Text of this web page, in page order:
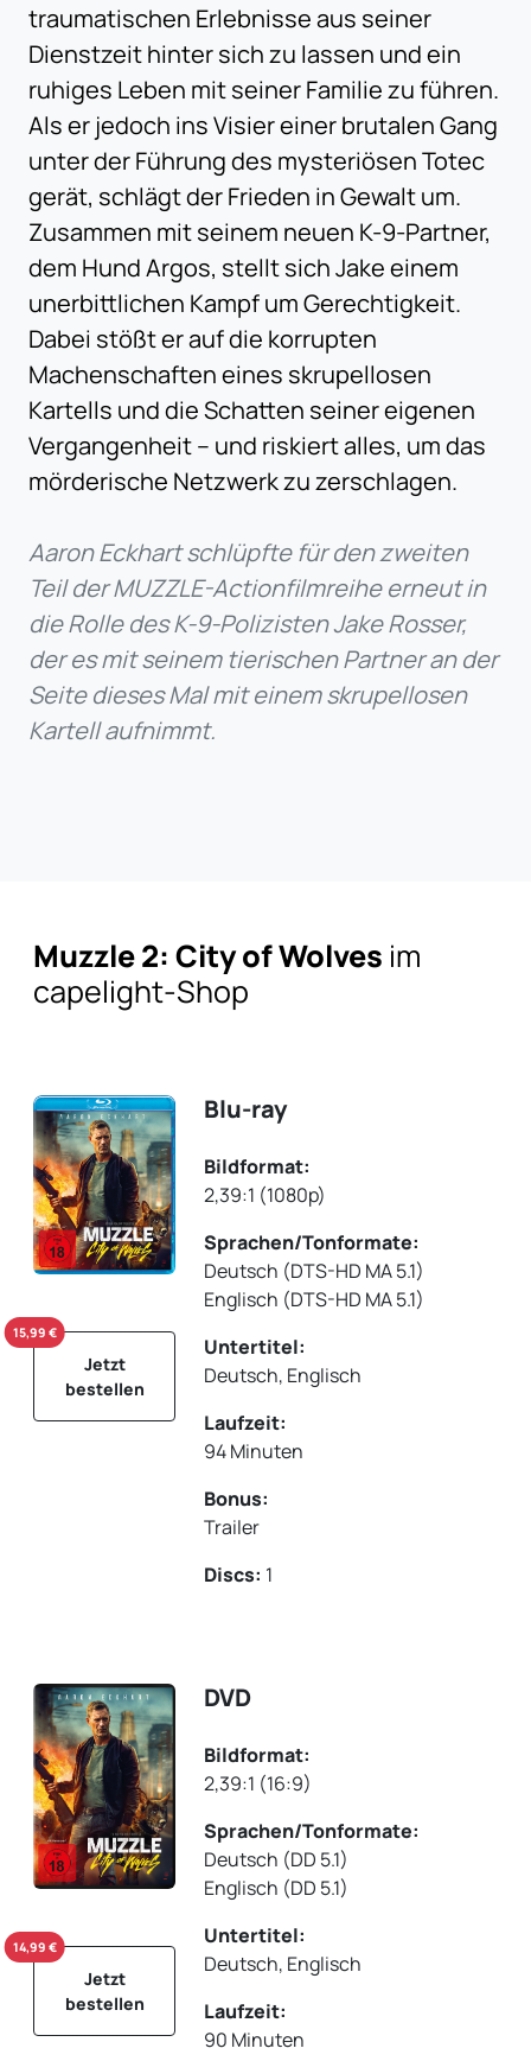
traumatischen Erlebnisse aus seiner
Dienstzeit hinter sich zu lassen und ein
ruhiges Leben mit seiner Familie zu führen.
Als er jedoch ins Visier einer brutalen Gang
unter der Führung des mysteriösen Totec
gerät, schlägt der Frieden in Gewalt um.
Zusammen mit seinem neuen K-9-Partner,
dem Hund Argos, stellt sich Jake einem
unerbittlichen Kampf um Gerechtigkeit.
Dabei stößt er auf die korrupten
Machenschaften eines skrupellosen
Kartells und die Schatten seiner eigenen
Vergangenheit – und riskiert alles, um das
mörderische Netzwerk zu zerschlagen.
Aaron Eckhart schlüpfte für den zweiten
Teil der MUZZLE-Actionfilmreihe erneut in
die Rolle des K-9-Polizisten Jake Rosser,
der es mit seinem tierischen Partner an der
Seite dieses Mal mit einem skrupellosen
Kartell aufnimmt.
Muzzle 2: City of Wolves im
capelight-Shop
Jetzt
bestellen
15,99 €
Blu-ray
Bildformat:
2,39:1 (1080p)
Sprachen/Tonformate:
Deutsch (DTS-HD MA 5.1)
Englisch (DTS-HD MA 5.1)
Untertitel:
Deutsch, Englisch
Laufzeit:
94 Minuten
Bonus:
Trailer
Discs: 1
Jetzt
bestellen
14,99 €
DVD
Bildformat:
2,39:1 (16:9)
Sprachen/Tonformate:
Deutsch (DD 5.1)
Englisch (DD 5.1)
Untertitel:
Deutsch, Englisch
Laufzeit:
90 Minuten